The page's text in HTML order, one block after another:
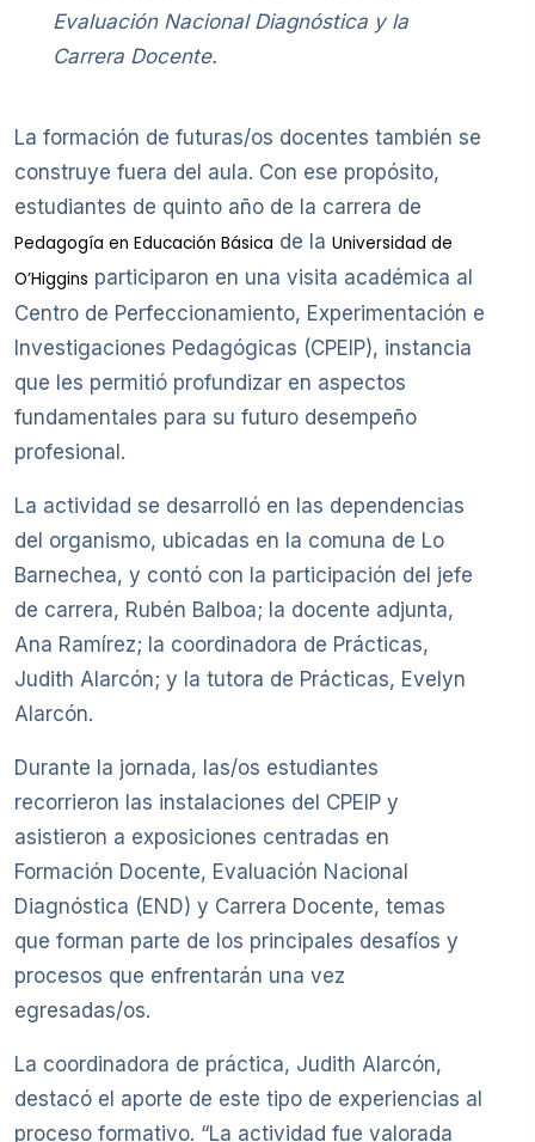
Evaluación Nacional Diagnóstica y la
Carrera Docente.
La formación de futuras/os docentes también se
construye fuera del aula. Con ese propósito,
estudiantes de quinto año de la carrera de
Pedagogía en Educación Básica de la Universidad de
O’Higgins participaron en una visita académica al
Centro de Perfeccionamiento, Experimentación e
Investigaciones Pedagógicas (CPEIP), instancia
que les permitió profundizar en aspectos
fundamentales para su futuro desempeño
profesional.
La actividad se desarrolló en las dependencias
del organismo, ubicadas en la comuna de Lo
Barnechea, y contó con la participación del jefe
de carrera, Rubén Balboa; la docente adjunta,
Ana Ramírez; la coordinadora de Prácticas,
Judith Alarcón; y la tutora de Prácticas, Evelyn
Alarcón.
Durante la jornada, las/os estudiantes
recorrieron las instalaciones del CPEIP y
asistieron a exposiciones centradas en
Formación Docente, Evaluación Nacional
Diagnóstica (END) y Carrera Docente, temas
que forman parte de los principales desafíos y
procesos que enfrentarán una vez
egresadas/os.
La coordinadora de práctica, Judith Alarcón,
destacó el aporte de este tipo de experiencias al
proceso formativo. “La actividad fue valorada